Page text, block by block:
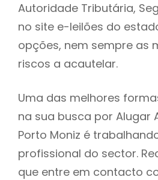
Autoridade Tributária,
no site e-leilões do
opções, nem sempre as
riscos a acautelar.
Uma das melhores
na sua busca por Alugar
Porto Moniz é
profissional do sector.
que entre em contacto